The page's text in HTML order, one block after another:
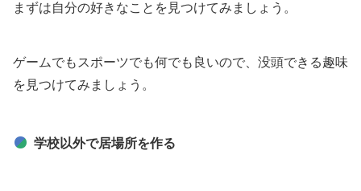
まずは自分の好きなことを見つけてみましょう。
ゲームでもスポーツでも何でも良いので、没頭できる趣味
を見つけてみましょう。
学校以外で居場所を作る